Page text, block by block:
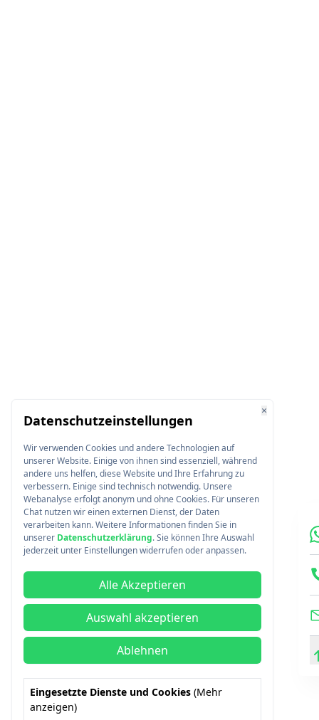
×
Datenschutzeinstellungen
Wir verwenden Cookies und andere Technologien auf
unserer Website. Einige von ihnen sind essenziell, während
andere uns helfen, diese Website und Ihre Erfahrung zu
verbessern. Einige sind technisch notwendig. Unsere
Webanalyse erfolgt anonym und ohne Cookies. Für unseren
Chat nutzen wir einen externen Dienst, der Daten
verarbeiten kann. Weitere Informationen finden Sie in
unserer Datenschutzerklärung. Sie können Ihre Auswahl
jederzeit unter Einstellungen widerrufen oder anpassen.
Alle Akzeptieren
Auswahl akzeptieren
Ablehnen
Eingesetzte Dienste und Cookies (Mehr
anzeigen)